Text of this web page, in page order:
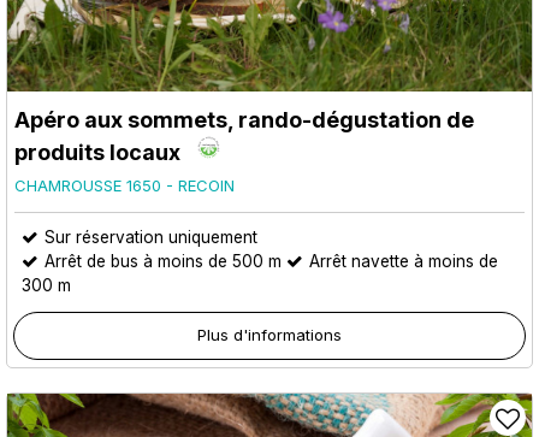
Apéro aux sommets, rando-dégustation de
produits locaux
CHAMROUSSE 1650 - RECOIN
Sur réservation uniquement
Arrêt de bus à moins de 500 m
Arrêt navette à moins de
300 m
Plus d'informations